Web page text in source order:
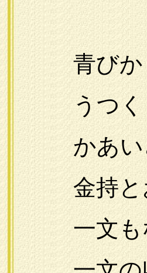
青びかり
うつくし
かあいさ
金持とお
一文も